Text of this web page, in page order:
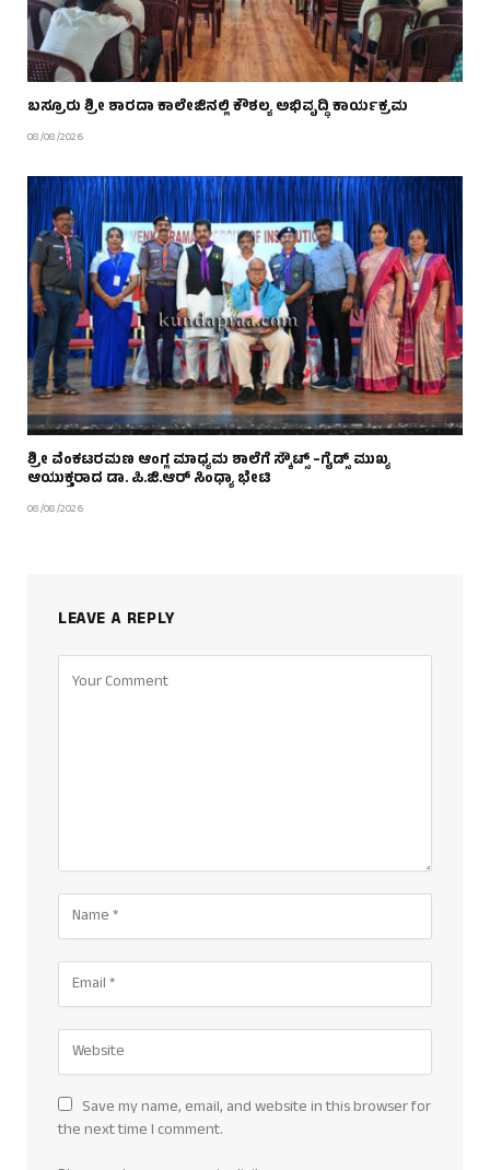
ಬಸ್ರೂರು ಶ್ರೀ ಶಾರದಾ ಕಾಲೇಜಿನಲ್ಲಿ ಕೌಶಲ್ಯ ಅಭಿವೃದ್ಧಿ ಕಾರ್ಯಕ್ರಮ
08/08/2026
ಶ್ರೀ ವೆಂಕಟರಮಣ ಆಂಗ್ಲ ಮಾಧ್ಯಮ ಶಾಲೆಗೆ ಸ್ಕೌಟ್ಸ್ –ಗೈಡ್ಸ್ ಮುಖ್ಯ
ಆಯುಕ್ತರಾದ ಡಾ. ಪಿ.ಜಿ.ಆರ್ ಸಿಂಧ್ಯಾ ಭೇಟಿ
08/08/2026
LEAVE A REPLY
Save my name, email, and website in this browser for
the next time I comment.